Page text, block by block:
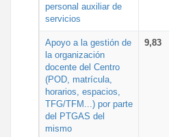
personal auxiliar de
servicios
Apoyo a la gestión de
la organización
docente del Centro
(POD, matrícula,
horarios, espacios,
TFG/TFM...) por parte
del PTGAS del
mismo
9,83